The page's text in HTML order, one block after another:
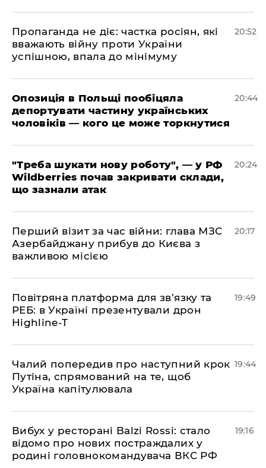
​Пропаганда не діє: частка росіян, які
вважають війну проти України
успішною, впала до мінімуму
20:52
​Опозиція в Польщі пообіцяла
депортувати частину українських
чоловіків — кого це може торкнутися
20:44
​"Треба шукати нову роботу", — у РФ
Wildberries почав закривати склади,
що зазнали атак
20:24
​Перший візит за час війни: глава МЗС
Азербайджану прибув до Києва з
важливою місією
20:17
​Повітряна платформа для зв’язку та
РЕБ: в Україні презентували дрон
Highline-T
19:49
​Чалий попередив про наступний крок
Путіна, спрямований на те, щоб
Україна капітулювала
19:44
​Вибух у ресторані Balzi Rossi: стало
відомо про нових постраждалих у
родині головнокомандувача ВКС РФ
19:16